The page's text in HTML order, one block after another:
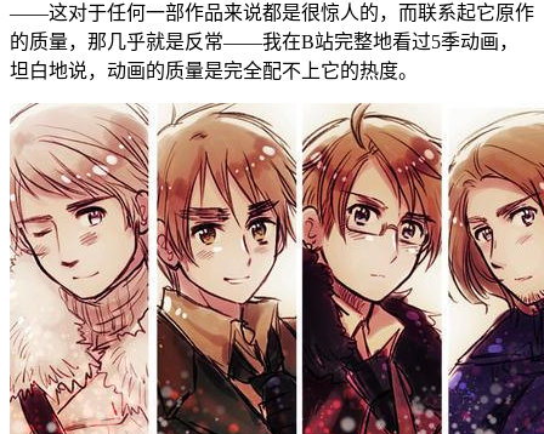
——这对于任何一部作品来说都是很惊人的，而联系起它原作
的质量，那几乎就是反常——我在B站完整地看过5季动画，
坦白地说，动画的质量是完全配不上它的热度。